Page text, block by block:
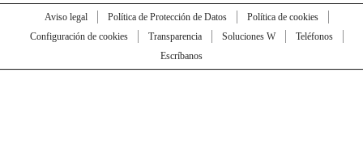
Aviso legal Política de Protección de Datos
Política de cookies
Configuración de cookies
Transparencia Soluciones W
Teléfonos
Escríbanos